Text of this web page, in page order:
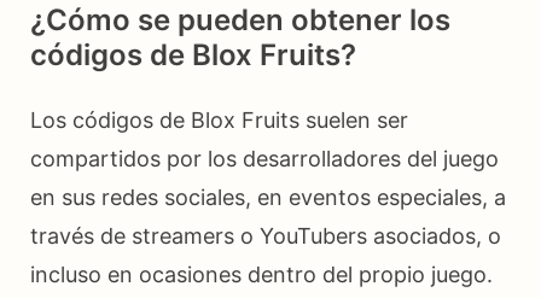
¿Cómo se pueden obtener los
códigos de Blox Fruits?
Los códigos de Blox Fruits suelen ser
compartidos por los desarrolladores del juego
en sus redes sociales, en eventos especiales, a
través de streamers o YouTubers asociados, o
incluso en ocasiones dentro del propio juego.